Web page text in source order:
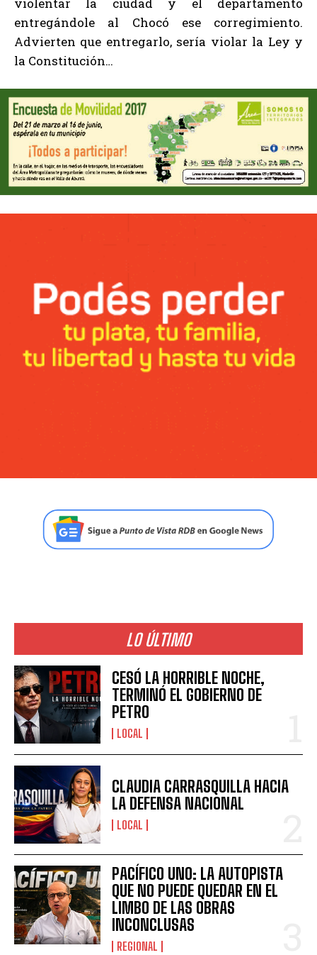
violentar la ciudad y el departamento
entregándole al Chocó ese corregimiento.
Advierten que entregarlo, sería violar la Ley y
la Constitución…
LO ÚLTIMO
CESÓ LA HORRIBLE NOCHE,
TERMINÓ EL GOBIERNO DE
PETRO
LOCAL
CLAUDIA CARRASQUILLA HACIA
LA DEFENSA NACIONAL
LOCAL
PACÍFICO UNO: LA AUTOPISTA
QUE NO PUEDE QUEDAR EN EL
LIMBO DE LAS OBRAS
INCONCLUSAS
REGIONAL